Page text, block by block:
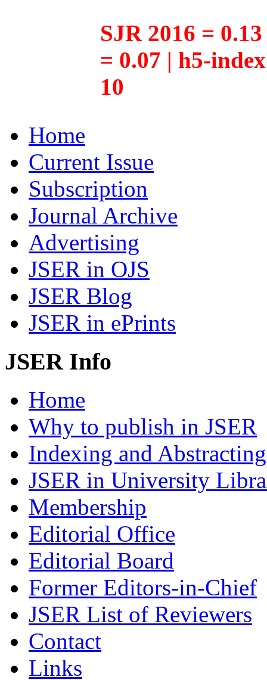
SJR 2016 =
= 0.07 | h5-
10
Home
Current Issue
Subscription
Journal Archive
Advertising
JSER in OJS
JSER Blog
JSER in ePrints
JSER Info
Home
Why to publish in JSER
Indexing and Abstracting
JSER in University
Membership
Editorial Office
Editorial Board
Former Editors-in-Chief
JSER List of Reviewers
Contact
Links